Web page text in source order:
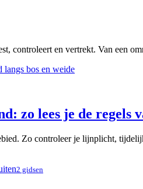
controleert en vertrekt. Van een
zo lees je de regels
Zo controleer je lijnplicht,
2 gidsen